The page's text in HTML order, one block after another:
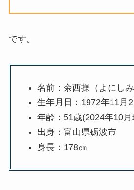
です。
名前：余西操（よにしみ
生年月日：1972年11月2
年齢：51歳(2024年10月
出身：富山県砺波市
身長：178㎝